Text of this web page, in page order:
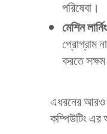
পরিষেবা।
মেশিনলার্নিং
প্রোগ্রাম
করতে
এধরনের আরও
কম্পিউটিং